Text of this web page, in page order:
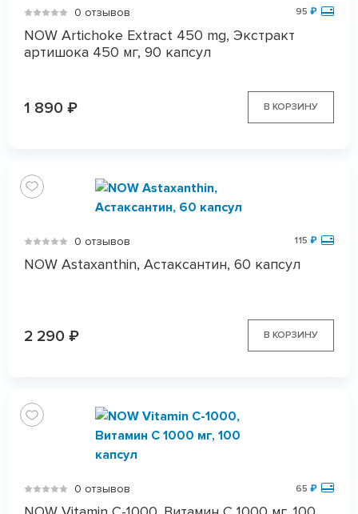
0 отзывов 95 ₽
NOW Artichoke Extract 450 mg, Экстракт
артишока 450 мг, 90 капсул
1 890 ₽ В КОРЗИНУ
0 отзывов 115 ₽
NOW Astaxanthin, Астаксантин, 60 капсул
2 290 ₽ В КОРЗИНУ
0 отзывов 65 ₽